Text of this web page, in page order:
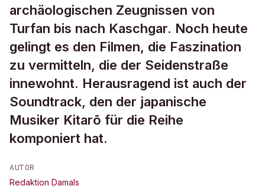
archäologischen Zeugnissen von
Turfan bis nach Kaschgar. Noch heute
gelingt es den Filmen, die Faszination
zu vermitteln, die der Seidenstraße
innewohnt. Herausragend ist auch der
Soundtrack, den der japanische
Musiker Kitarō für die Reihe
komponiert hat.
AUTOR
Redaktion Damals